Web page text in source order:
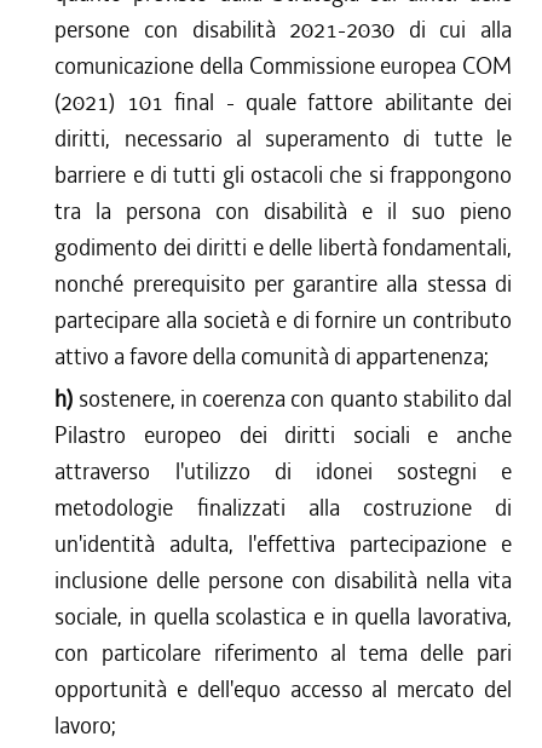
persone con disabilità 2021-2030 di cui alla
comunicazione della Commissione europea COM
(2021) 101 final - quale fattore abilitante dei
diritti, necessario al superamento di tutte le
barriere e di tutti gli ostacoli che si frappongono
tra la persona con disabilità e il suo pieno
godimento dei diritti e delle libertà fondamentali,
nonché prerequisito per garantire alla stessa di
partecipare alla società e di fornire un contributo
attivo a favore della comunità di appartenenza;
h) sostenere, in coerenza con quanto stabilito dal
Pilastro europeo dei diritti sociali e anche
attraverso l'utilizzo di idonei sostegni e
metodologie finalizzati alla costruzione di
un'identità adulta, l'effettiva partecipazione e
inclusione delle persone con disabilità nella vita
sociale, in quella scolastica e in quella lavorativa,
con particolare riferimento al tema delle pari
opportunità e dell'equo accesso al mercato del
lavoro;